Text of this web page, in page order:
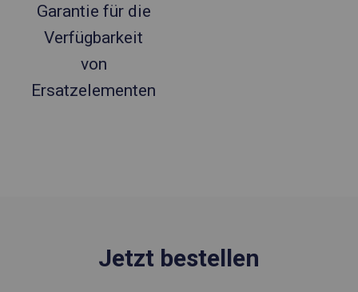
Garantie für die
Verfügbarkeit
von
Ersatzelementen
Jetzt bestellen